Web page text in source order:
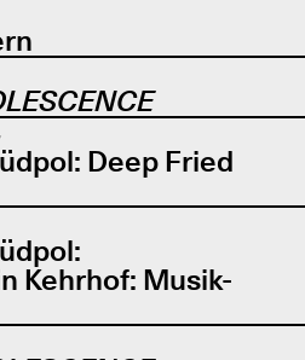
Deep Fried
Kehrhof: Musik-